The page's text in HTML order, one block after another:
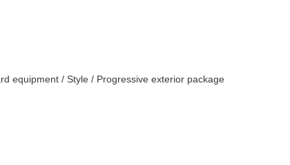
equipment / Style / Progressive exterior package